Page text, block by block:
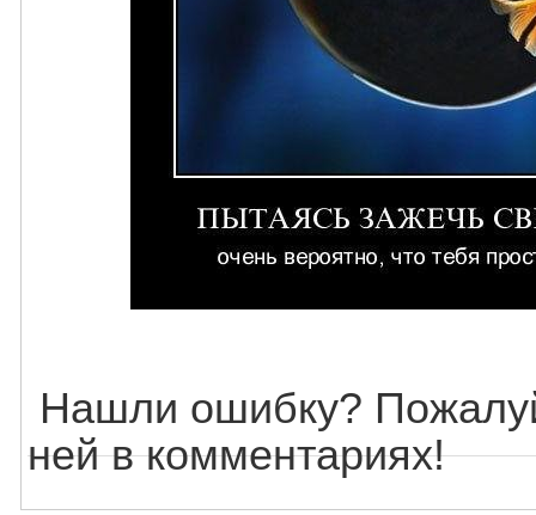
Нашли ошибку?
ней в комментариях!